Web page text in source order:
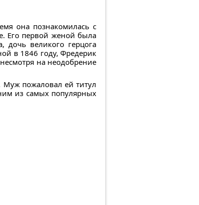
она познакомилась с
Его первой женой была
дочь великого герцога
в 1846 году, Фредерик
на неодобрение
Муж пожаловал ей титул
из самых популярных